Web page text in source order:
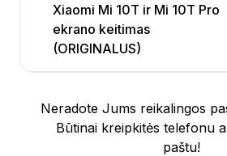
Xiaomi Mi 10T ir Mi 10T Pro
ekrano keitimas
(ORIGINALUS)
Neradote Jums reikalingos
Būtinai kreipkitės telefonu
paštu!